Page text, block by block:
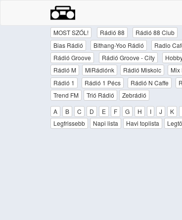
MOST SZÓL! Rádió 88 Rádió 88 Club
Bias Rádió
Bithang-Yoo Rádió Radio
Rádió Groove
Rádió Groove - City
Rádió M
MiRádiónk Rádió Miskolc Mix
Rádió 1
Rádió 1 Pécs Rádió N Caffe
Trend FM
Trió Rádió
Zebrádió
A
B C D E F G H I J K
Legfrissebb
Napi lista Havi toplista